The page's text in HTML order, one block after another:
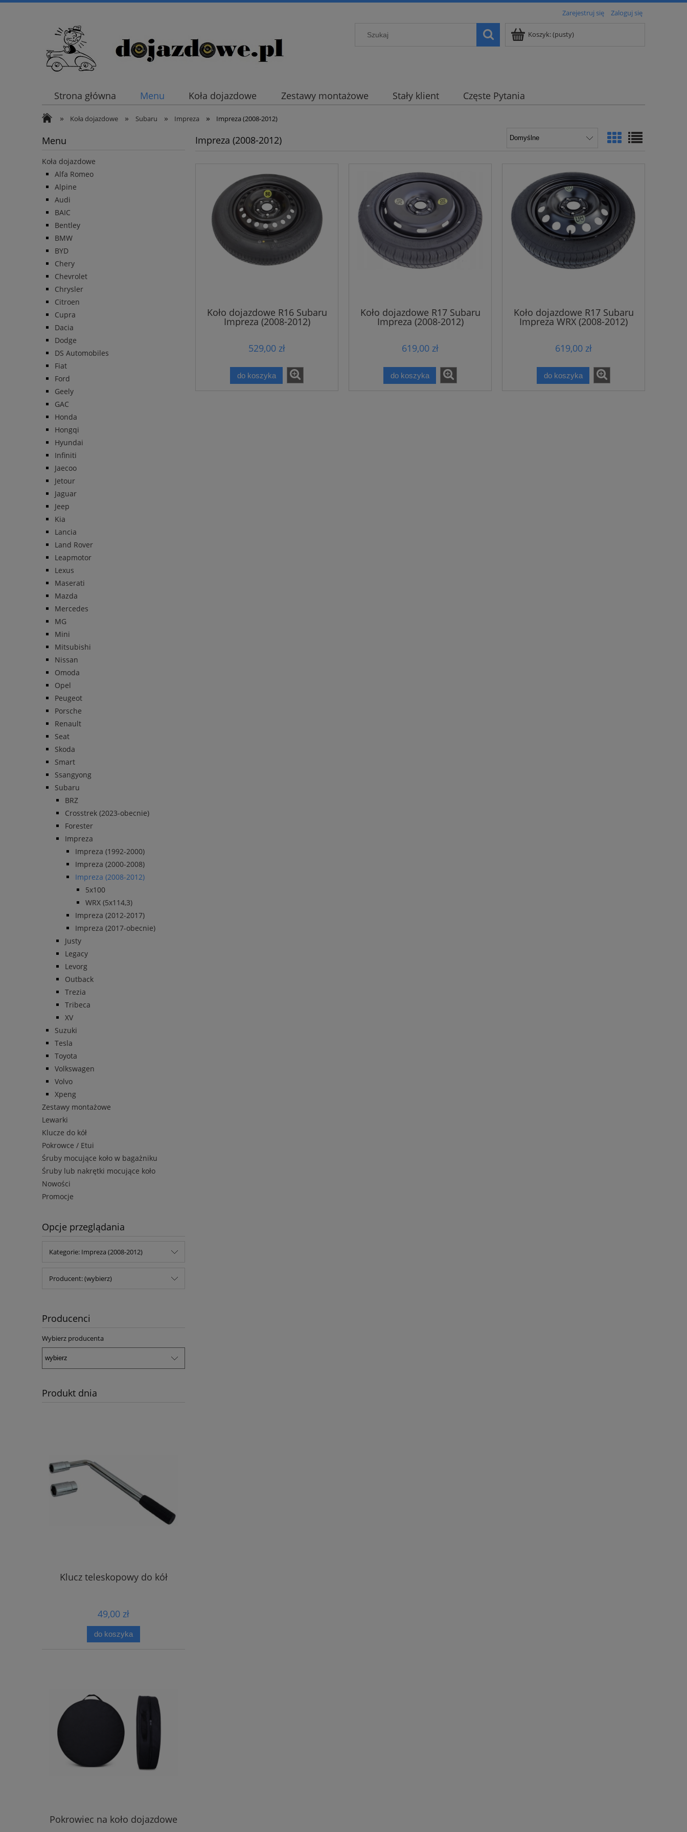
Zarejestruj się Zaloguj się
Koszyk:(pusty)
Strona główna Menu Koła dojazdowe Zestawy montażowe Stały klient Częste Pytania
» Koła dojazdowe » Subaru » Impreza » Impreza (2008-2012)
Menu
Koła dojazdowe
Alfa Romeo
Alpine
Audi
BAIC
Bentley
BMW
BYD
Chery
Chevrolet
Chrysler
Citroen
Cupra
Dacia
Dodge
DS Automobiles
Fiat
Ford
Geely
GAC
Honda
Hongqi
Hyundai
Infiniti
Jaecoo
Jetour
Jaguar
Jeep
Kia
Lancia
Land Rover
Leapmotor
Lexus
Maserati
Mazda
Mercedes
MG
Mini
Mitsubishi
Nissan
Omoda
Opel
Peugeot
Porsche
Renault
Seat
Skoda
Smart
Ssangyong
Subaru
BRZ
Crosstrek (2023-obecnie)
Forester
Impreza
Impreza (1992-2000)
Impreza (2000-2008)
Impreza (2008-2012)
5x100
WRX (5x114,3)
Impreza (2012-2017)
Impreza (2017-obecnie)
Justy
Legacy
Levorg
Outback
Trezia
Tribeca
XV
Suzuki
Tesla
Toyota
Volkswagen
Volvo
Xpeng
Zestawy montażowe
Lewarki
Klucze do kół
Pokrowce / Etui
Śruby mocujące koło w bagażniku
Śruby lub nakrętki mocujące koło
Nowości
Promocje
Opcje przeglądania
Kategorie: Impreza (2008-2012)
Producent: (wybierz)
Producenci
Wybierz producenta
Produkt dnia
Klucz teleskopowy do kół
49,00 zł
do koszyka
Pokrowiec na koło dojazdowe
Impreza (2008-2012)
Koło dojazdowe R16 Subaru
Impreza (2008-2012)
529,00 zł
do koszyka
Koło dojazdowe R17 Subaru
Impreza (2008-2012)
619,00 zł
do koszyka
Koło dojazdowe R17 Subaru
Impreza WRX (2008-2012)
619,00 zł
do koszyka